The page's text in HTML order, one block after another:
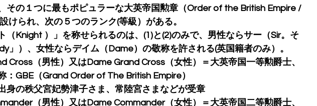
その１つに最もポピュラーな大英帝国勲章（Order of the British Empire /
けられ、次の５つのランク(等級）がある。
Knight ）」を称せられるのは、(1)と(2)のみで、男性ならサー（Sir。そ
」）、女性ならデイム（Dame）の敬称を許される(英国籍者のみ）。
Cross（男性）又はDame Grand Cross（女性）＝大英帝国一等勲爵士、
：GBE（Grand Order of The British Empire）
の秩父宮妃勢津子さま、常陸宮さまなどが受章
（男性）又はDame Commander（女性）＝大英帝国二等勲爵士、